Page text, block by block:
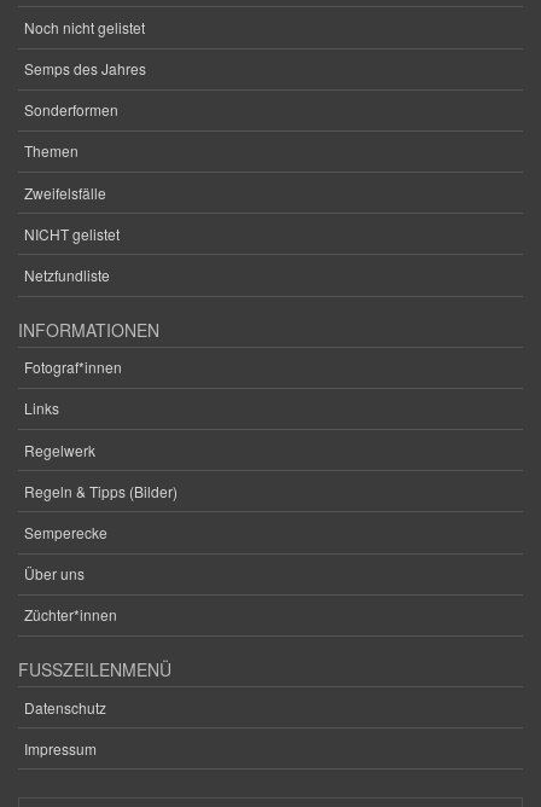
Noch nicht gelistet
Semps des Jahres
Sonderformen
Themen
Zweifelsfälle
NICHT gelistet
Netzfundliste
INFORMATIONEN
Fotograf*innen
Links
Regelwerk
Regeln & Tipps (Bilder)
Semperecke
Über uns
Züchter*innen
FUSSZEILENMENÜ
Datenschutz
Impressum